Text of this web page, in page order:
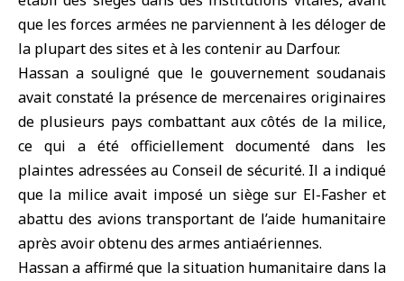
que les forces armées ne parviennent à les déloger de
la plupart des sites et à les contenir au Darfour.
Hassan a souligné que le gouvernement soudanais
avait constaté la présence de mercenaires originaires
de plusieurs pays combattant aux côtés de la milice,
ce qui a été officiellement documenté dans les
plaintes adressées au Conseil de sécurité. Il a indiqué
que la milice avait imposé un siège sur El-Fasher et
abattu des avions transportant de l’aide humanitaire
après avoir obtenu des armes antiaériennes.
Hassan a affirmé que la situation humanitaire dans la